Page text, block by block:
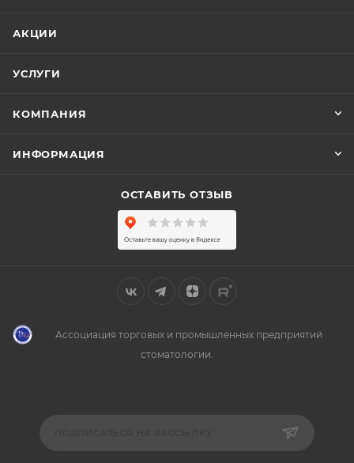
АКЦИИ
УСЛУГИ
КОМПАНИЯ
ИНФОРМАЦИЯ
ОСТАВИТЬ ОТЗЫВ
Ассоциация торговых и промышленных предприятий
стоматологии.